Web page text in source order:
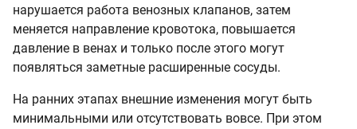
нарушается работа венозных клапанов, затем
меняется направление кровотока, повышается
давление в венах и только после этого могут
появляться заметные расширенные сосуды.
На ранних этапах внешние изменения могут быть
минимальными или отсутствовать вовсе. При этом